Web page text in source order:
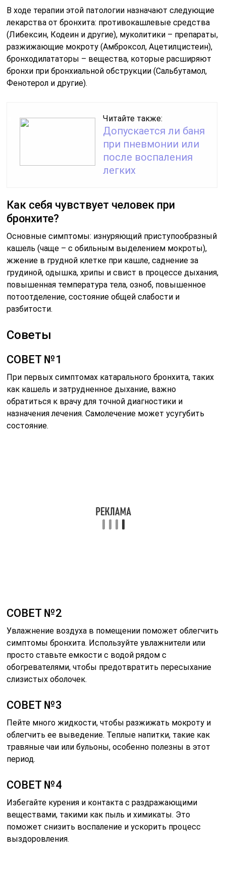
В ходе терапии этой патологии назначают следующие
лекарства от бронхита: противокашлевые средства
(Либексин, Кодеин и другие), муколитики – препараты,
разжижающие мокроту (Амброксол, Ацетилцистеин),
бронходилататоры – вещества, которые расширяют
бронхи при бронхиальной обструкции (Сальбутамол,
Фенотерол и другие).
Читайте также:
Допускается ли баня
при пневмонии или
после воспаления
легких
Как себя чувствует человек при
бронхите?
Основные симптомы: изнуряющий приступообразный
кашель (чаще – с обильным выделением мокроты),
жжение в грудной клетке при кашле, саднение за
грудиной, одышка, хрипы и свист в процессе дыхания,
повышенная температура тела, озноб, повышенное
потоотделение, состояние общей слабости и
разбитости.
Советы
СОВЕТ №1
При первых симптомах катарального бронхита, таких
как кашель и затрудненное дыхание, важно
обратиться к врачу для точной диагностики и
назначения лечения. Самолечение может усугубить
состояние.
СОВЕТ №2
Увлажнение воздуха в помещении поможет облегчить
симптомы бронхита. Используйте увлажнители или
просто ставьте емкости с водой рядом с
обогревателями, чтобы предотвратить пересыхание
слизистых оболочек.
СОВЕТ №3
Пейте много жидкости, чтобы разжижать мокроту и
облегчить ее выведение. Теплые напитки, такие как
травяные чаи или бульоны, особенно полезны в этот
период.
СОВЕТ №4
Избегайте курения и контакта с раздражающими
веществами, такими как пыль и химикаты. Это
поможет снизить воспаление и ускорить процесс
выздоровления.